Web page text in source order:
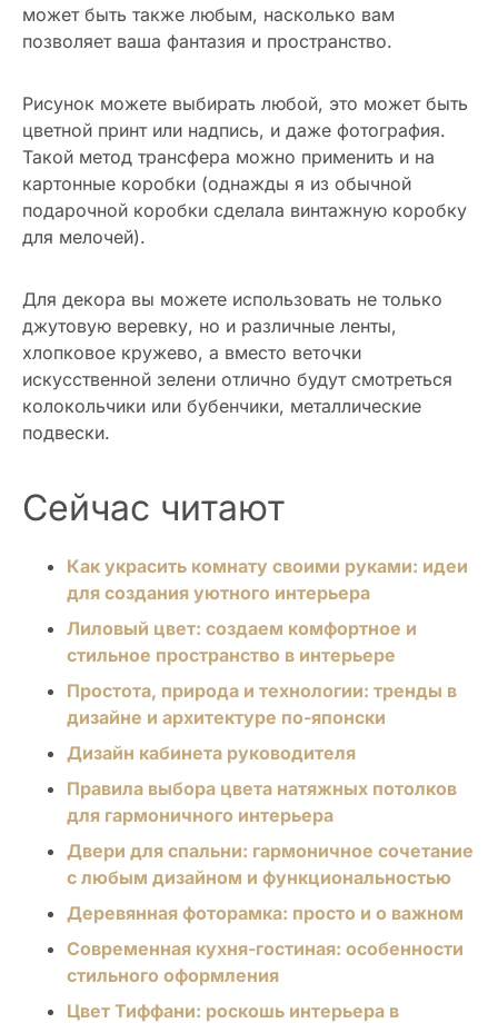
может быть также любым, насколько вам
позволяет ваша фантазия и пространство.
Рисунок можете выбирать любой, это может быть
цветной принт или надпись, и даже фотография.
Такой метод трансфера можно применить и на
картонные коробки (однажды я из обычной
подарочной коробки сделала винтажную коробку
для мелочей).
Для декора вы можете использовать не только
джутовую веревку, но и различные ленты,
хлопковое кружево, а вместо веточки
искусственной зелени отлично будут смотреться
колокольчики или бубенчики, металлические
подвески.
Сейчас читают
Как украсить комнату своими руками: идеи
для создания уютного интерьера
Лиловый цвет: создаем комфортное и
стильное пространство в интерьере
Простота, природа и технологии: тренды в
дизайне и архитектуре по-японски
Дизайн кабинета руководителя
Правила выбора цвета натяжных потолков
для гармоничного интерьера
Двери для спальни: гармоничное сочетание
с любым дизайном и функциональностью
Деревянная фоторамка: просто и о важном
Современная кухня-гостиная: особенности
стильного оформления
Цвет Тиффани: роскошь интерьера в